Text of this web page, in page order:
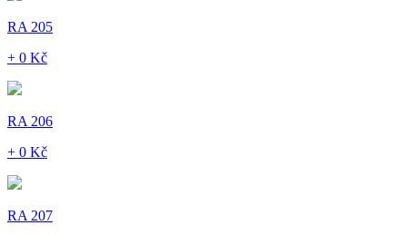
RA 205
+ 0 Kč
RA 206
+ 0 Kč
RA 207